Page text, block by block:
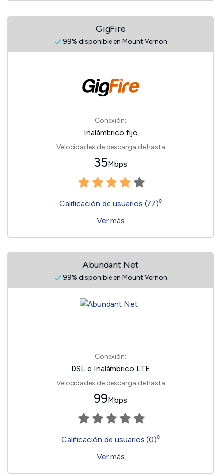
GigFire
99% disponible en Mount Vernon
Conexión:
Inalámbrico fijo
Velocidades de descarga de hasta
35Mbps
Calificación de usuarios (77)◊
Ver más
Abundant Net
99% disponible en Mount Vernon
Conexión:
DSL e Inalámbrico LTE
Velocidades de descarga de hasta
99Mbps
Calificación de usuarios (0)◊
Ver más